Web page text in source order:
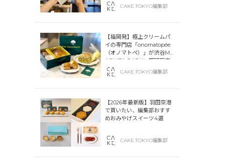
CAKE.TOKYO編集部
【福岡発】極上クリームパ
イの専門店「onomatopée
（オノマトペ）」が渋谷MIY
ASHITA PARKに期間限定
オープン！CAKE.TOKYO編集部
【2026年最新版】羽田空港
で買いたい、編集部おすす
めおみやげスイーツ4選
CAKE.TOKYO編集部